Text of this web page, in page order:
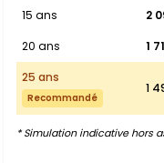
15 ans
2
20 ans
1
25 ans
Recommandé
1
* Simulation indicative hors